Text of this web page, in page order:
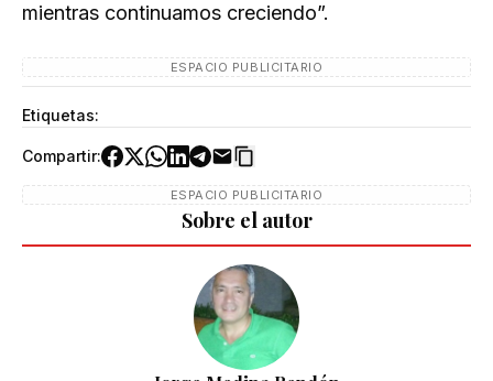
mientras continuamos creciendo”.
ESPACIO PUBLICITARIO
Etiquetas:
Compartir:
ESPACIO PUBLICITARIO
Sobre el autor